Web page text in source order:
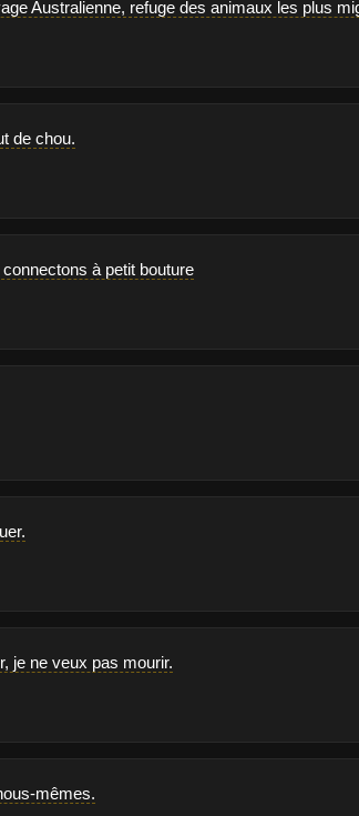
Australienne, refuge des animaux les plus
de chou.
à petit bouture
je ne veux pas mourir.
mêmes.